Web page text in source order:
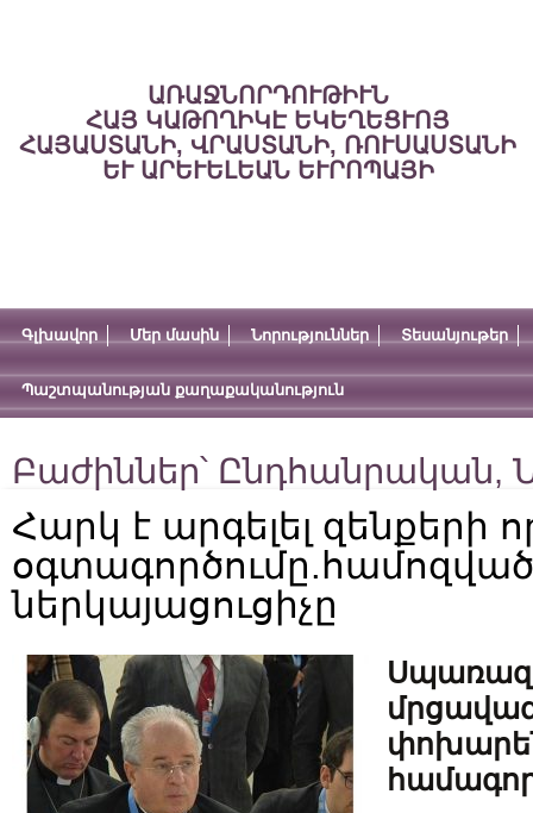
ԱՌԱՋՆՈՐԴՈՒԹԻՒՆ
ՀԱՅ ԿԱԹՈՂԻԿԷ ԵԿԵՂԵՑՒՈՅ
ՀԱՅԱՍՏԱՆԻ, ՎՐԱՍՏԱՆԻ, ՌՈՒՍԱՍՏԱՆԻ
ԵՒ ԱՐԵՒԵԼԵԱՆ ԵՒՐՈՊԱՅԻ
Գլխավոր Մեր մասին Նորություններ Տեսանյութեր
Պաշտպանության քաղաքականություն
Բաժիններ՝ Ընդհանրական,
Հարկ է արգելել զենքերի
ներկայացուցիչը